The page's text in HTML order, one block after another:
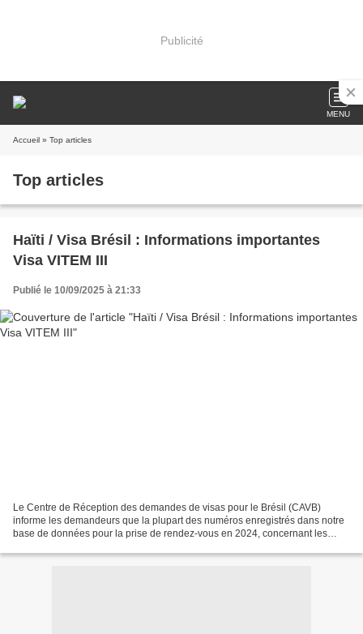
Publicité
MENU
Accueil » Top articles
Top articles
Haïti / Visa Brésil : Informations importantes
Visa VITEM III
Publié le 10/09/2025 à 21:33
Le Centre de Réception des demandes de visas pour le Brésil (CAVB)
informe les demandeurs que la plupart des numéros enregistrés dans notre
base de données pour la prise de rendez-vous en 2024, concernant les